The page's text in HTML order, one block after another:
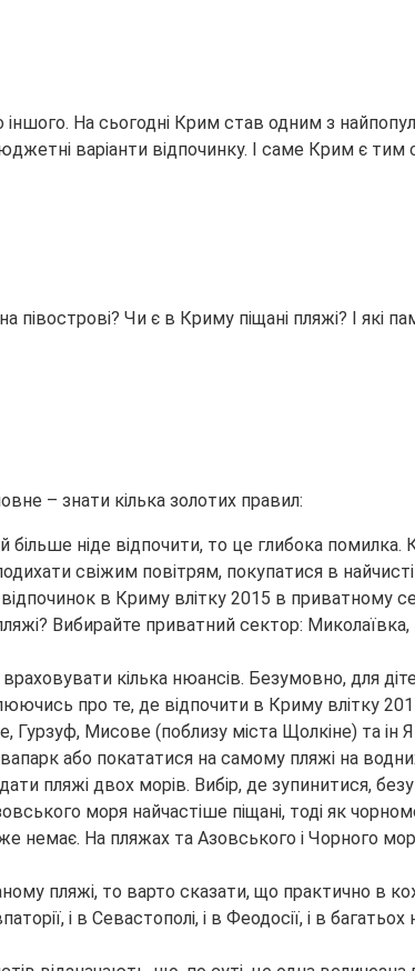
іншого. На сьогодні Крим став одним з
варіанти відпочинку. І саме Крим є
Чи є в Криму піщані пляжі? І які
– знати кілька золотих правил:
ніде відпочити, то це глибока помилка.
свіжим повітрям, покупатися в
в Криму влітку 2015 в приватному
Вибирайте приватний сектор:
кілька нюансів. Безумовно, для
про те, де відпочити в Криму влітку
Гурзуф, Мисове (поблизу міста Щолкіне) та
або покататися на самому пляжі на
пляжі двох морів. Вибір, де зупинитися,
моря найчастіше піщані, тоді як
немає. На пляжах та Азовського і Чорного
пляжі, то варто сказати, що практично в
і в Севастополі, і в Феодосії, і в